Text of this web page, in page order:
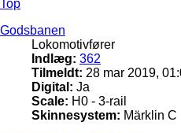
Top
Godsbanen
Lokomotivfører
Indlæg: 362
Tilmeldt: 28 mar 2019,
Digital: Ja
Scale: H0 - 3-rail
Skinnesystem: Märklin C